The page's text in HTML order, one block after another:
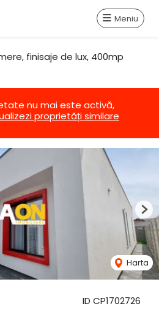
Meniu
finisaje de lux, 400mp
nu mai este activă,
proprietăți similare
ID CP1702726
Harta